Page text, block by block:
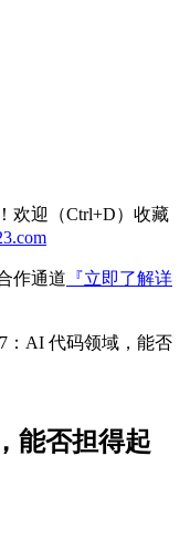
欢迎（Ctrl+D）收藏
作通道 『立即了解详
：AI 代码领域，能否
能否担得起